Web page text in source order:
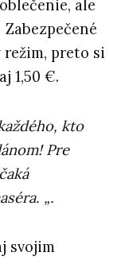
ale
preto si
1,50 €.
kto
Pre
„.
svojim